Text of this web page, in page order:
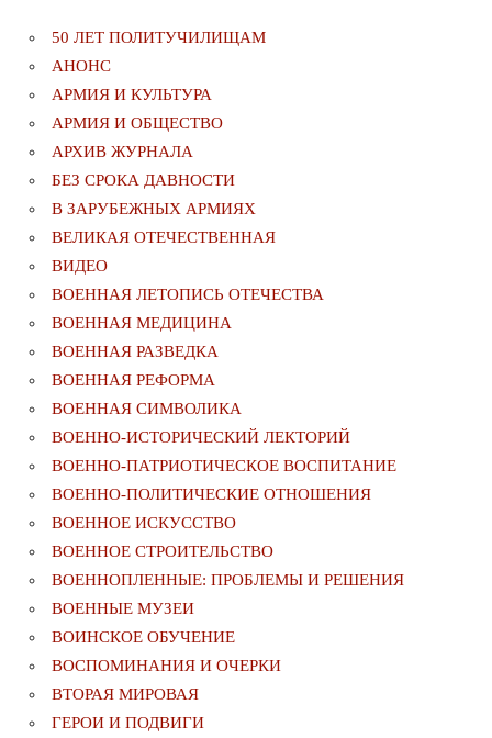
50 ЛЕТ ПОЛИТУЧИЛИЩАМ
АНОНС
АРМИЯ И КУЛЬТУРА
АРМИЯ И ОБЩЕСТВО
АРХИВ ЖУРНАЛА
БЕЗ СРОКА ДАВНОСТИ
В ЗАРУБЕЖНЫХ АРМИЯХ
ВЕЛИКАЯ ОТЕЧЕСТВЕННАЯ
ВИДЕО
ВОЕННАЯ ЛЕТОПИСЬ ОТЕЧЕСТВА
ВОЕННАЯ МЕДИЦИНА
ВОЕННАЯ РАЗВЕДКА
ВОЕННАЯ РЕФОРМА
ВОЕННАЯ СИМВОЛИКА
ВОЕННО-ИСТОРИЧЕСКИЙ ЛЕКТОРИЙ
ВОЕННО-ПАТРИОТИЧЕСКОЕ ВОСПИТАНИЕ
ВОЕННО-ПОЛИТИЧЕСКИE ОТНОШЕНИЯ
ВОЕННОЕ ИСКУССТВО
ВОЕННОЕ СТРОИТЕЛЬСТВО
ВОЕННОПЛЕННЫЕ: ПРОБЛЕМЫ И РЕШЕНИЯ
ВОЕННЫЕ МУЗЕИ
ВОИНСКОЕ ОБУЧЕНИЕ
ВОСПОМИНАНИЯ И ОЧЕРКИ
ВТОРАЯ МИРОВАЯ
ГЕРОИ И ПОДВИГИ